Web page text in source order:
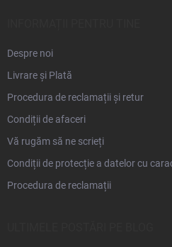
Despre noi
Livrare și Plată
Procedura de reclamații și retur
Condiții de afaceri
Vă rugăm să ne scrieți
Condiții de protecție a datelor cu
Procedura de reclamații